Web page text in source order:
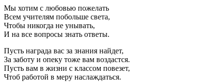
Мы хотим с любовью пожелать
Всем учителям побольше света,
Чтобы никогда не унывать,
И на все вопросы знать ответы.
Пусть награда вас за знания найдет,
За заботу и опеку тоже вам воздастся.
Пусть вам в жизни с классом повезет,
Чтоб работой в меру наслаждаться.